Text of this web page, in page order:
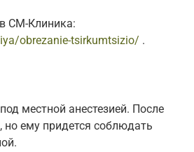
СМ-Клиника:
obrezanie-tsirkumtsizio/ .
местной анестезией. После
ему придется соблюдать